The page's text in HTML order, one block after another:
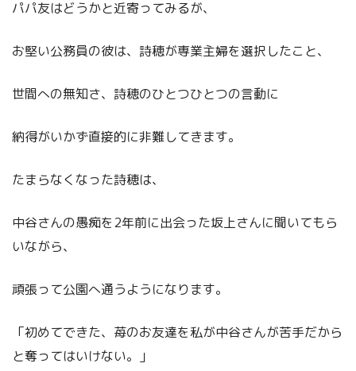
パパ友はどうかと近寄ってみるが、
お堅い公務員の彼は、詩穂が専業主婦を選択したこと、
世間への無知さ、詩穂のひとつひとつの言動に
納得がいかず直接的に非難してきます。
たまらなくなった詩穂は、
中谷さんの愚痴を2年前に出会った坂上さんに聞いてもら
いながら、
頑張って公園へ通うようになります。
「初めてできた、苺のお友達を私が中谷さんが苦手だから
と奪ってはいけない。」